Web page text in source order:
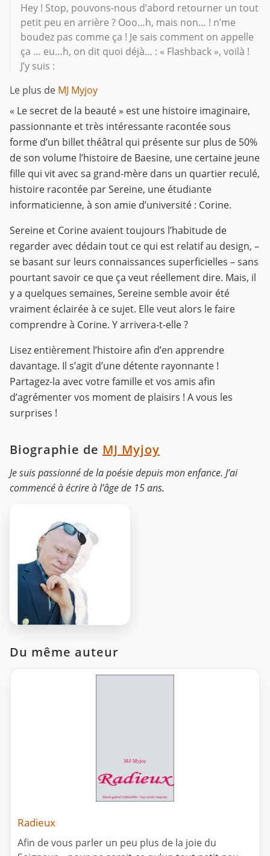
Hey ! Stop, pouvons-nous d’abord retourner un tout
petit peu en arrière ? Ooo…h, mais non… ! n’me
boudez pas comme ça ! Je sais comment on appelle
ça … eu…h, on dit quoi déjà… : « Flashback », voilà !
J’y suis :
Le plus de MJ Myjoy
« Le secret de la beauté » est une histoire imaginaire,
passionnante et très intéressante racontée sous
forme d’un billet théâtral qui présente sur plus de 50%
de son volume l’histoire de Baesine, une certaine jeune
fille qui vit avec sa grand-mère dans un quartier reculé,
histoire racontée par Sereine, une étudiante
informaticienne, à son amie d’université : Corine.
Sereine et Corine avaient toujours l’habitude de
regarder avec dédain tout ce qui est relatif au design, –
se basant sur leurs connaissances superficielles – sans
pourtant savoir ce que ça veut réellement dire. Mais, il
y a quelques semaines, Sereine semble avoir été
vraiment éclairée à ce sujet. Elle veut alors le faire
comprendre à Corine. Y arrivera-t-elle ?
Lisez entièrement l’histoire afin d’en apprendre
davantage. Il s’agit d’une détente rayonnante !
Partagez-la avec votre famille et vos amis afin
d’agrémenter vos moment de plaisirs ! A vous les
surprises !
Biographie de MJ Myjoy
Je suis passionné de la poésie depuis mon enfance. J’ai
commencé à écrire à l’âge de 15 ans.
Du même auteur
Radieux
Afin de vous parler un peu plus de la joie du